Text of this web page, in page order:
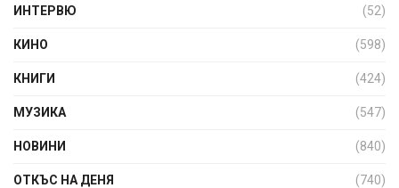
ИНТЕРВЮ (52)
КИНО (598)
КНИГИ (424)
МУЗИКА (547)
НОВИНИ (840)
ОТКЪС НА ДЕНЯ (740)